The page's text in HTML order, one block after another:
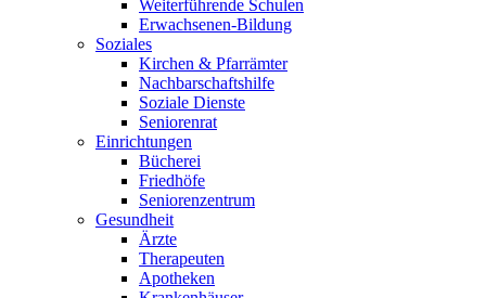
Weiterführende Schulen
Erwachsenen-Bildung
Soziales
Kirchen & Pfarrämter
Nachbarschaftshilfe
Soziale Dienste
Seniorenrat
Einrichtungen
Bücherei
Friedhöfe
Seniorenzentrum
Gesundheit
Ärzte
Therapeuten
Apotheken